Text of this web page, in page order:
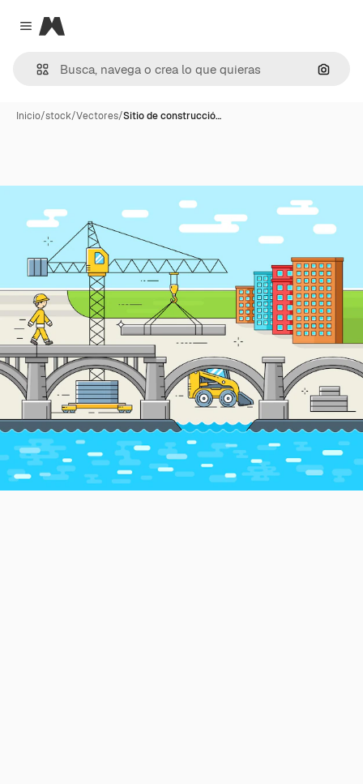
Close menu
Magnific
Inicio/stock/Vectores/Sitio de construcció…